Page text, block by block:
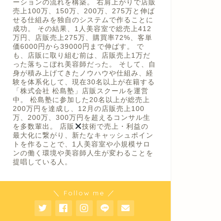
ーションの流れを構築。 右肩上がりで店販
売上100万、150万、200万、275万と伸ば
せる仕組みを独自のシステムで作ることに
成功。 その結果、1人美容室で総売上412
万円、店販売上275万、購買率72%、客単
価6000円から39000円まで伸ばす。 で
も、店販に取り組む前は、店販売上1万だ
った落ちこぼれ美容師だった。 そして、自
身が積み上げてきたノウハウや仕組み、経
験を体系化して、現在30名以上が在籍する
「株式会社 松島塾」店販スクールを運営
中。 松島塾に参加した20名以上が総売上
200万円を達成し、12月の店販売上100
万、200万、300万円を超えるコンサル生
を多数輩出。 店販
技術で売上・利益の
最大化に繋がり、新たなキャッシュポイン
トを作ることで、1人美容室や小規模サロ
ンの働く環境や美容師人生が変わることを
提唱している人。
＼ Follow me ／